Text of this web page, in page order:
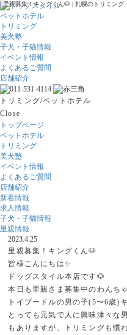
里親募集！キングくん🐶 | 札幌のトリミング
ペットホテル
トリミング
美犬塾
子犬・子猫情報
イベント情報
よくあるご質問
店舗紹介
トリミング/ペットホテル
Close
トップページ
ペットホテル
トリミング
美犬塾
イベント情報
よくあるご質問
店舗紹介
新着情報
求人情報
子犬・子猫情報
里親情報
2023.4.25
里親募集！キングくん🐶
皆様こんにちは✨
ドッグスタイル本店です🐶
本日も里親さま募集中のわんち
トイプードルの男の子(5〜6歳)キ
とっても元気で人に興味津々な
もありますが、トリミングも慣